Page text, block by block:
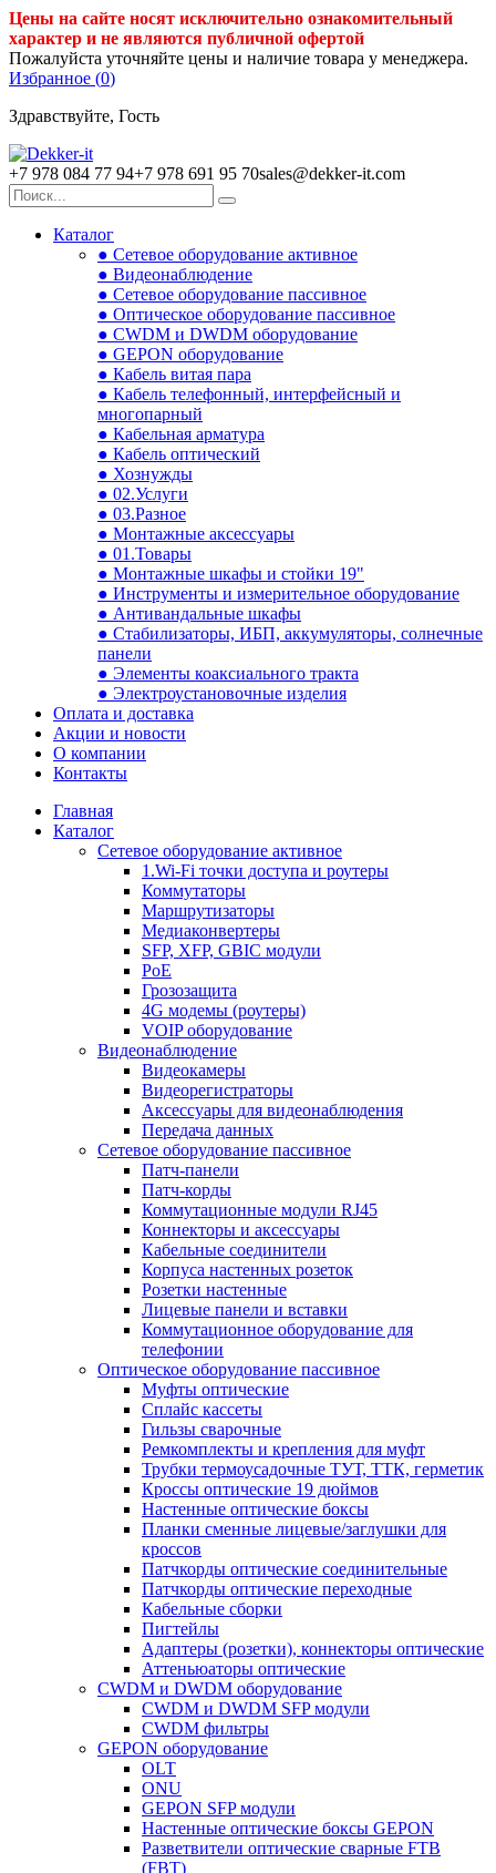
Цены на сайте носят исключительно ознакомительный
характер и не являются публичной офертой
Пожалуйста уточняйте цены и наличие товара у менеджера.
Избранное (0)
Здравствуйте, Гость
+7 978 084 77 94+7 978 691 95 70sales@dekker-it.com
Каталог
● Сетевое оборудование активное
● Видеонаблюдение
● Сетевое оборудование пассивное
● Оптическое оборудование пассивное
● CWDM и DWDM оборудование
● GEPON оборудование
● Кабель витая пара
● Кабель телефонный, интерфейсный и
многопарный
● Кабельная арматура
● Кабель оптический
● Хознужды
● 02.Услуги
● 03.Разное
● Монтажные аксессуары
● 01.Товары
● Монтажные шкафы и стойки 19"
● Инструменты и измерительное оборудование
● Антивандальные шкафы
● Стабилизаторы, ИБП, аккумуляторы, солнечные
панели
● Элементы коаксиального тракта
● Электроустановочные изделия
Оплата и доставка
Акции и новости
О компании
Контакты
Главная
Каталог
Сетевое оборудование активное
1.Wi-Fi точки доступа и роутеры
Коммутаторы
Маршрутизаторы
Медиаконвертеры
SFP, XFP, GBIC модули
PoE
Грозозащита
4G модемы (роутеры)
VOIP оборудование
Видеонаблюдение
Видеокамеры
Видеорегистраторы
Аксессуары для видеонаблюдения
Передача данных
Сетевое оборудование пассивное
Патч-панели
Патч-корды
Коммутационные модули RJ45
Коннекторы и аксессуары
Кабельные соединители
Корпуса настенных розеток
Розетки настенные
Лицевые панели и вставки
Коммутационное оборудование для
телефонии
Оптическое оборудование пассивное
Муфты оптические
Сплайс кассеты
Гильзы сварочные
Ремкомплекты и крепления для муфт
Трубки термоусадочные ТУТ, ТТК, герметик
Кроссы оптические 19 дюймов
Настенные оптические боксы
Планки сменные лицевые/заглушки для
кроссов
Патчкорды оптические соединительные
Патчкорды оптические переходные
Кабельные сборки
Пигтейлы
Адаптеры (розетки), коннекторы оптические
Аттеньюаторы оптические
CWDM и DWDM оборудование
CWDM и DWDM SFP модули
CWDM фильтры
GEPON оборудование
OLT
ONU
GEPON SFP модули
Настенные оптические боксы GEPON
Разветвители оптические сварные FTB
(FBT)